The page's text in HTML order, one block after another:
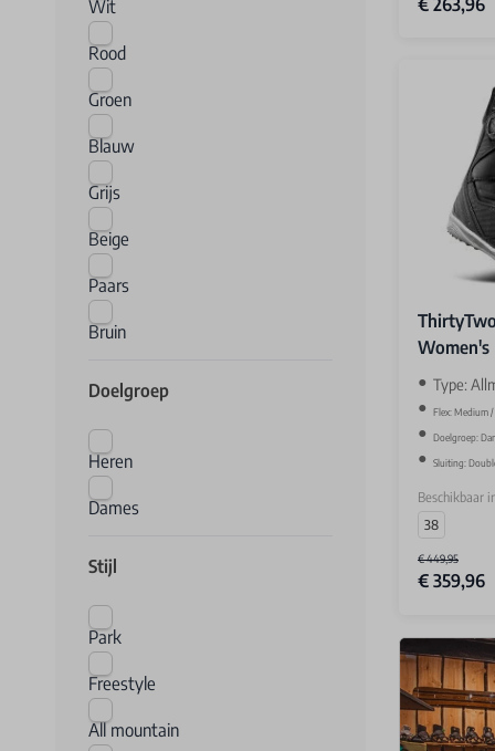
Wit
Rood
Groen
Blauw
Grijs
Beige
Paars
Bruin
Doelgroep
Heren
Dames
Stijl
Park
Freestyle
All mountain
€ 263,96
Women's
Type:
Flex: Medium
Doelgroep:
Sluiting:
Beschikbaar
38
€ 449,95
€ 359,96